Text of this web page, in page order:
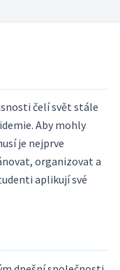
čelí svět stále
Aby mohly
je nejprve
organizovat a
aplikují své